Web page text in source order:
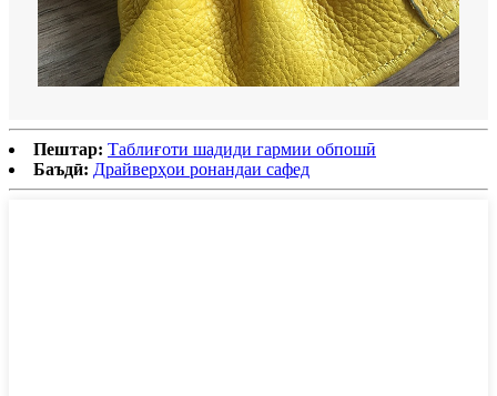
Пештар: Таблиғоти шадиди гармии обпошӣ
Баъдӣ: Драйверҳои ронандаи сафед